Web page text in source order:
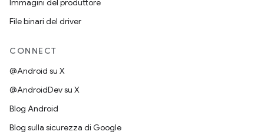
Immagini del produttore
File binari del driver
CONNECT
@Android su X
@AndroidDev su X
Blog Android
Blog sulla sicurezza di Google